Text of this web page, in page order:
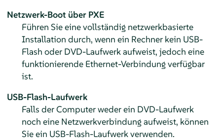
Netzwerk-Boot über PXE
Führen Sie eine vollständig netzwerkbasierte
Installation durch, wenn ein Rechner kein USB-
Flash oder DVD-Laufwerk aufweist, jedoch eine
funktionierende Ethernet-Verbindung verfügbar
ist.
USB-Flash-Laufwerk
Falls der Computer weder ein DVD-Laufwerk
noch eine Netzwerkverbindung aufweist, können
Sie ein USB-Flash-Laufwerk verwenden.